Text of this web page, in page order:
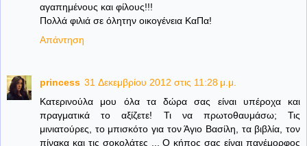
αγαπημένους και φίλους!!!
Πολλά φιλιά σε όλητην οικογένεια ΚαΠα!
Απάντηση
princess 31 Δεκεμβρίου 2012 στις 11:28 μ.μ.
Κατερινούλα μου όλα τα δώρα σας είναι υπέροχα και
πραγματικά το αξίζετε! Τι να πρωτοθαυμάσω; Τις
μινιατούρες, το μπισκότο για τον Άγιο Βασίλη, τα βιβλία, τον
πίνακα και τις σοκολάτες ... Ο κήπος σας είναι πανέμορφος